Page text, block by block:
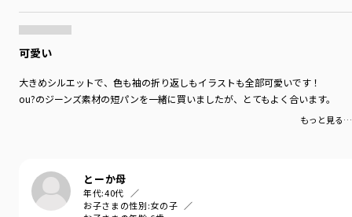
可愛い
大きめシルエットで、色も袖の折り返しもイラストも全部可愛いです！
ou?のジーンズ素材の短パンを一緒に買いましたが、とてもよく合います。
もっと見る…
とーか母
年代:40代
お子さまの性別:女の子